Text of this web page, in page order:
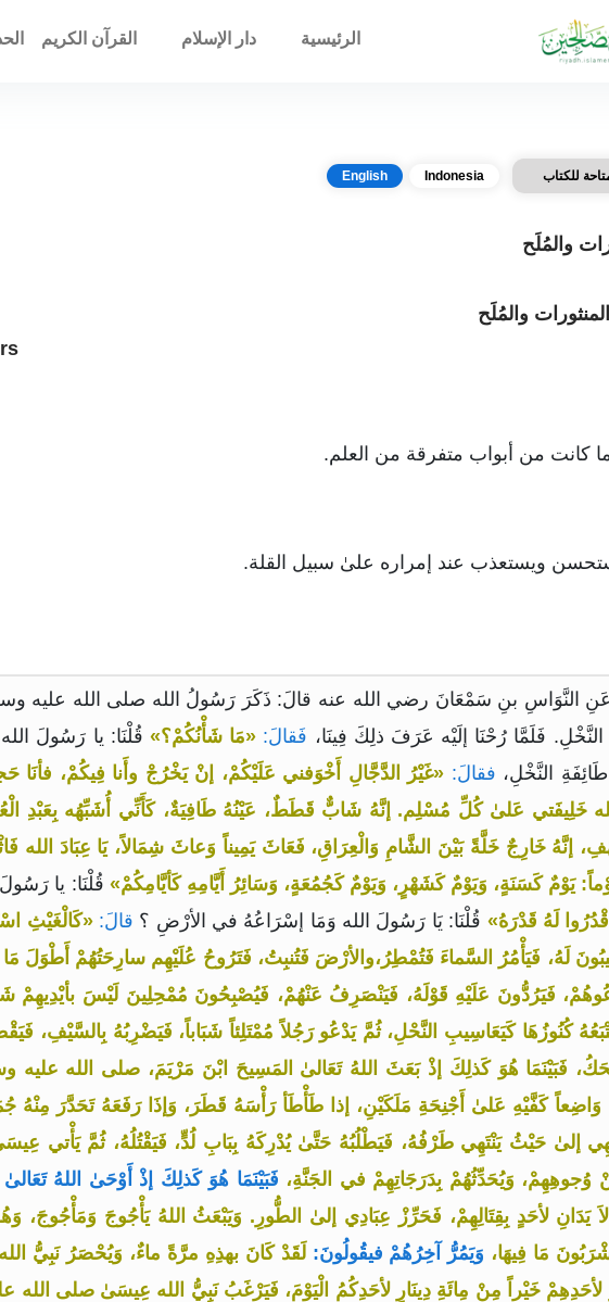
الرئيسية دار الإسلام القرآن الكريم
للكتاب Indonesia
English
والمُلَح
ما كانت من أبواب متفرقة من العلم.
ويستعذب عند إمراره علىٰ سبيل القلة.
عَنِ النَّوَاسِ بنِ سَمْعَانَ رضي الله عنه قالَ: ذَكَرَ رَسُولُ الله صلى الله
فَلَمَّا رُحْنَا إلَيْه عَرَفَ ذلِكَ فِينَا، فَقالَ: «مَا شَأْنُكُمْ؟» قُلْنَا: يا رَسُولَ
النَّخْلِ، فقالَ: «غَيْرُ الدَّجَّالِ أَخْوَفني عَلَيْكُمْ، إنْ يَخْرُجْ وأَنا فِيكُمْ،
خَلِيفَتي عَلىٰ كُلِّ مُسْلِم. إنَّهُ شَابٌّ قَطَطٌ، عَيْنُهُ طَافِيَةٌ، كَأَنِّي أُشَبِّهُه بِعَبْدِ
إنَّهُ خَارِجٌ خَلَّةً بَيْنَ الشَّامِ وَالْعِرَاقِ، فَعَاثَ يَمِيناً وَعاثَ شِمَالاً، يَا عِبَادَ الله
يَوْمٌ كَسَنَةٍ، وَيَوْمٌ كَشَهْرٍ، وَيَوْمٌ كَجُمُعَةٍ، وَسَائِرُ أَيَّامِهِ كَأيَّامِكُمْ» قُلْنَا: يا
لَهُ قَدْرَهُ» قُلْنَا: يَا رَسُولَ الله وَمَا إسْرَاعُهُ في الأرْضِ ؟ قالَ: «كَالْغَيْثِ
لَهُ، فَيَأْمُرُ السَّماءَ فَتُمْطِرُ،والأرْضَ فَتُنبِتُ، فَتَرُوحُ عُلَيْهِم سارِحَتُهُمْ أَطْوَلَ
فَيَرُدُّونَ عَلَيْهِ قَوْلَهُ، فَيَنْصَرِفُ عَنْهُمْ، فَيُصْبِحُونَ مُمْحِلِينَ لَيْسَ بأيْدِيهِمْ
كُنُوزُهَا كَيَعَاسِيبِ النَّحْلِ، ثُمَّ يَدْعُو رَجُلاً مُمْتَلِئاً شَبَاباً، فَيَضْرِبُهُ بِالسَّيْفِ،
فَبَيْنَمَا هُوَ كَذلِكَ إذْ بَعَثَ اللهُ تَعَالىٰ المَسِيحَ ابْنَ مَرْيَمَ، صلى الله عليه
وَاضِعاً كَفَّيْهِ عَلىٰ أَجْنِحَةِ مَلَكَيْنِ، إذا طَأْطَأ رَأْسَهُ قَطَرَ، وَإذَا رَفَعَهُ تَحَدَّرَ مِنْهُ
إلىٰ حَيْثُ يَنْتَهِي طَرْفُهُ، فَيَطْلُبُهُ حَتَّىٰ يُدْرِكَهُ بِبَابِ لُدٍّ، فَيَقْتُلُهُ، ثُمَّ يَأْتي
وَيُحَدِّثُهُمْ بِدَرَجَاتِهِمْ في الجَنَّةِ، فَبَيْنَمَا هُوَ كَذلِكَ إذْ أَوْحَىٰ اللهُ
لاَ يَدَانِ لأحَدٍ بِقِتَالِهِمْ، فَحَرِّزْ عِبَادِي إلىٰ الطُّورِ. وَيَبْعَثُ اللهُ يَأْجُوجَ
مَا فِيهَا، وَيَمُرُّ آخِرُهُمْ فيقُولُونَ: لَقَدْ كَانَ بهذِهِ مرَّةً ماءٌ، وَيُحْصَرُ نَبِيُّ
خَيْراً مِنْ مِائَةِ دِينَارٍ لأحَدِكُمُ الْيَوْمَ، فَيَرْغَبُ نَبِيُّ الله عِيسَىٰ صلى الله